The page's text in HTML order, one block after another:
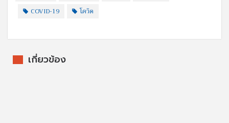
COVID-19
โควิด
เกี่ยวข้อง